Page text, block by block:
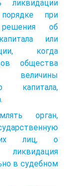
ликвидации
при
решения об
или
когда
общества
величины
капитала,
орган,
лиц, о
в судебном